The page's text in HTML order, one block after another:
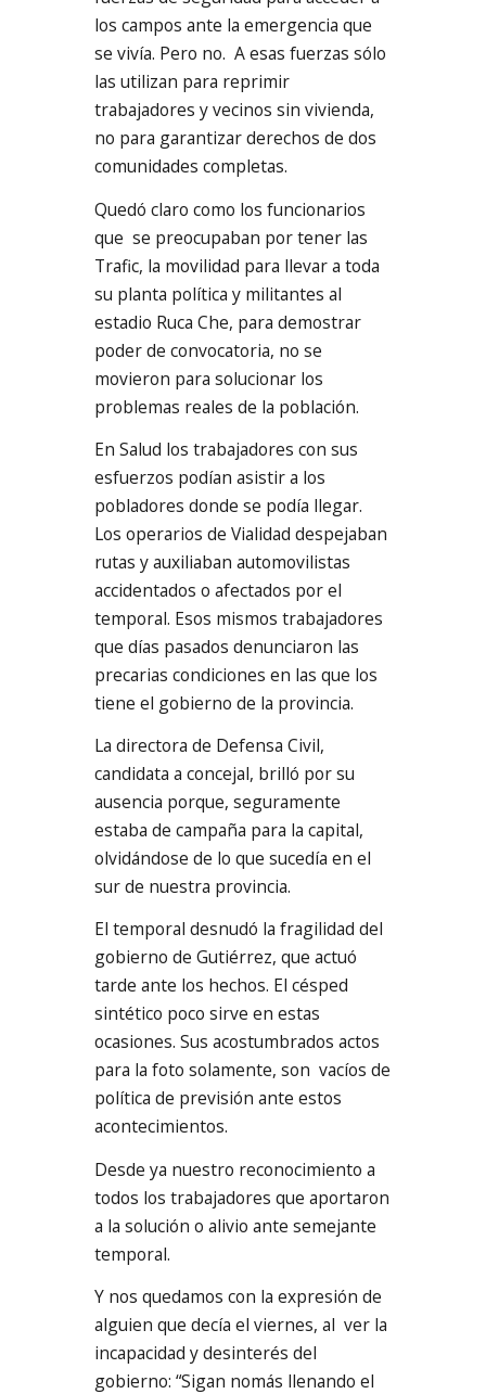
los campos ante la emergencia que
se vivía. Pero no. A esas fuerzas sólo
las utilizan para reprimir
trabajadores y vecinos sin vivienda,
no para garantizar derechos de dos
comunidades completas.
Quedó claro como los funcionarios
que se preocupaban por tener las
Trafic, la movilidad para llevar a toda
su planta política y militantes al
estadio Ruca Che, para demostrar
poder de convocatoria, no se
movieron para solucionar los
problemas reales de la población.
En Salud los trabajadores con sus
esfuerzos podían asistir a los
pobladores donde se podía llegar.
Los operarios de Vialidad despejaban
rutas y auxiliaban automovilistas
accidentados o afectados por el
temporal. Esos mismos trabajadores
que días pasados denunciaron las
precarias condiciones en las que los
tiene el gobierno de la provincia.
La directora de Defensa Civil,
candidata a concejal, brilló por su
ausencia porque, seguramente
estaba de campaña para la capital,
olvidándose de lo que sucedía en el
sur de nuestra provincia.
El temporal desnudó la fragilidad del
gobierno de Gutiérrez, que actuó
tarde ante los hechos. El césped
sintético poco sirve en estas
ocasiones. Sus acostumbrados actos
para la foto solamente, son vacíos de
política de previsión ante estos
acontecimientos.
Desde ya nuestro reconocimiento a
todos los trabajadores que aportaron
a la solución o alivio ante semejante
temporal.
Y nos quedamos con la expresión de
alguien que decía el viernes, al ver la
incapacidad y desinterés del
gobierno: “Sigan nomás llenando el